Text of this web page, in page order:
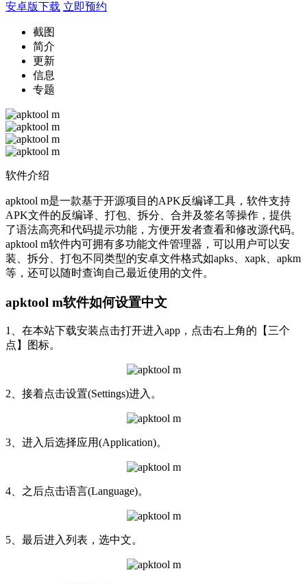
安卓版下载 立即预约
截图
简介
更新
信息
专题
软件介绍
apktool m是一款基于开源项目的APK反编译工具，软件支持
APK文件的反编译、打包、拆分、合并及签名等操作，提供
了语法高亮和代码提示功能，方便开发者查看和修改源代码。
apktool m软件内可拥有多功能文件管理器，可以用户可以安
装、拆分、打包不同类型的安卓文件格式如apks、xapk、apkm
等，还可以随时查询自己最近使用的文件。
apktool m软件如何设置中文
1、在本站下载安装点击打开进入app，点击右上角的【三个
点】图标。
2、接着点击设置(Settings)进入。
3、进入后选择应用(Application)。
4、之后点击语言(Language)。
5、最后进入列表，选中文。